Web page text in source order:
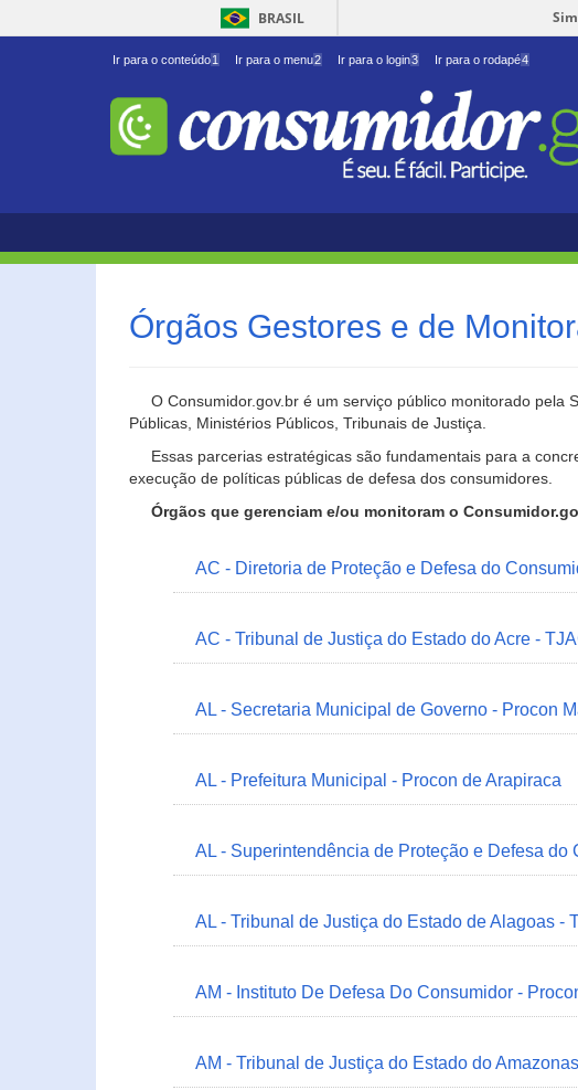
BRASIL
Ir para o conteúdo1 Ir para o menu2 Ir para o login3 Ir para o rodapé4
Órgãos Gestores e de
O Consumidor.gov.br é um serviço público monitorado
Públicas, Ministérios Públicos, Tribunais de Justiça.
Essas parcerias estratégicas são fundamentais para a
execução de políticas públicas de defesa dos consumidores.
Órgãos que gerenciam e/ou monitoram o
AC - Diretoria de Proteção e Defesa do
AC - Tribunal de Justiça do Estado do Acre -
AL - Secretaria Municipal de Governo - Procon
AL - Prefeitura Municipal - Procon de Arapiraca
AL - Superintendência de Proteção e Defesa do
AL - Tribunal de Justiça do Estado de Alagoas -
AM - Instituto De Defesa Do Consumidor -
AM - Tribunal de Justiça do Estado do